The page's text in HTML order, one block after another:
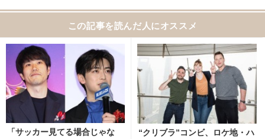
この記事を読んだ人にオススメ
「サッカー見てる場合じゃな
“クリブラ”コンビ、ロケ地・ハ